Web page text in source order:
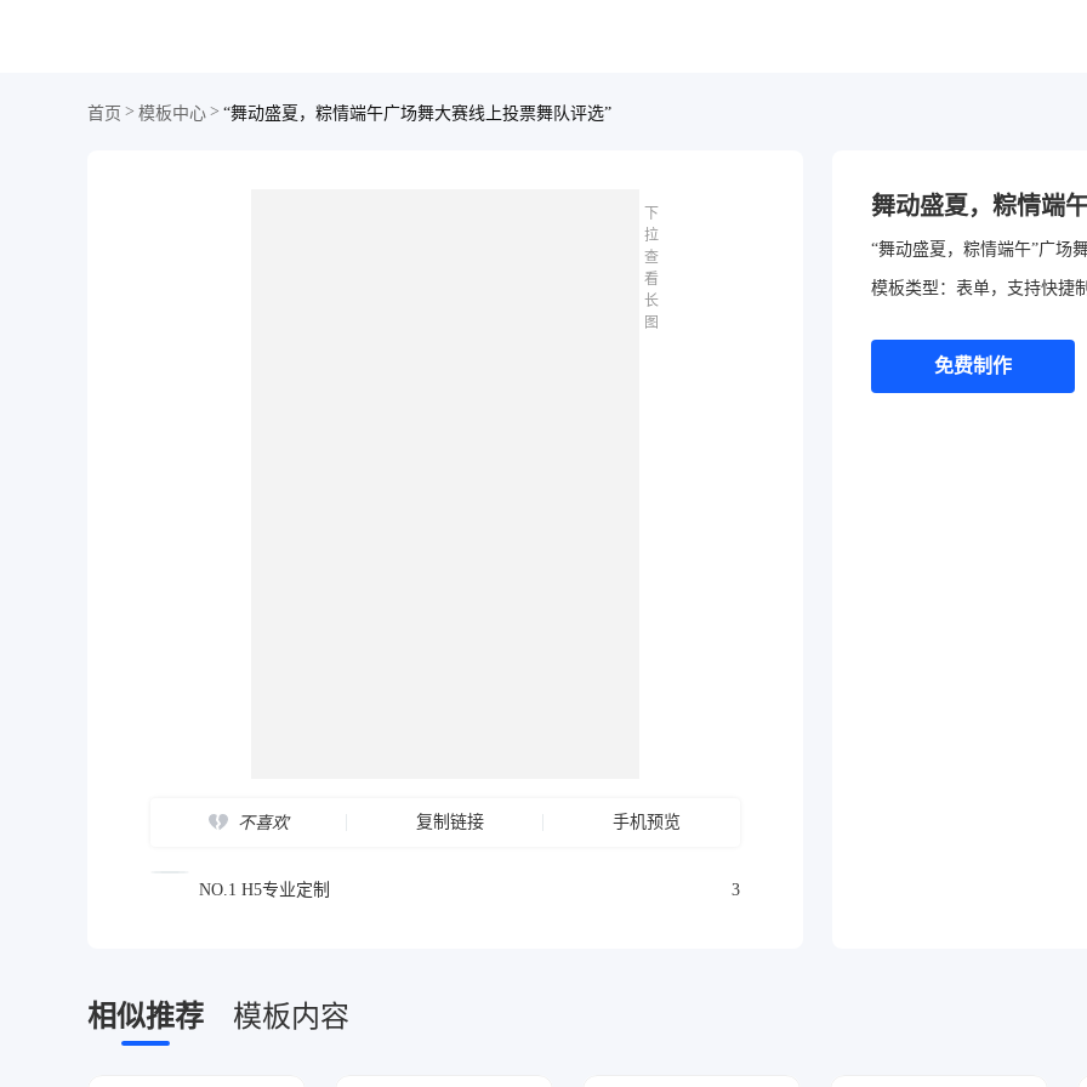
首页 > 模板中心 > “舞动盛夏，粽情端午广场舞大赛线上投票舞队评选”
下
拉
查
看
长
图
不喜欢 复制链接 手机预览
NO.1 H5专业定制 3
舞动盛夏，粽情端
模板类型：表单，支持快捷
免费制作
相似推荐 模板内容